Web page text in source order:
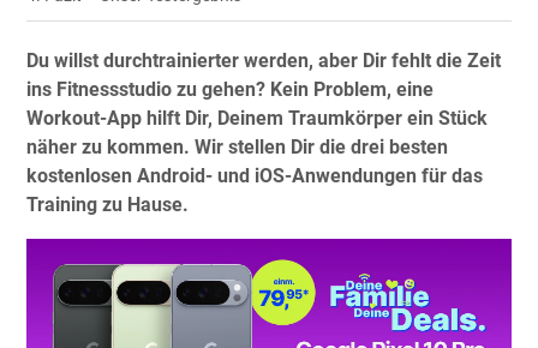
Du willst durchtrainierter werden, aber Dir fehlt die Zeit
ins Fitnessstudio zu gehen? Kein Problem, eine
Workout-App hilft Dir, Deinem Traumkörper ein Stück
näher zu kommen. Wir stellen Dir die drei besten
kostenlosen Android- und iOS-Anwendungen für das
Training zu Hause.